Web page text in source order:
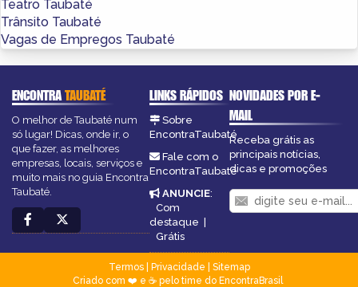
Teatro Taubaté
Trânsito Taubaté
Vagas de Empregos Taubaté
ENCONTRATAUBATÉ
O melhor de Taubaté num
só lugar! Dicas, onde ir, o
que fazer, as melhores
empresas, locais, serviços e
muito mais no guia Encontra
Taubaté.
LINKS RÁPIDOS
Sobre
EncontraTaubaté
Fale com o
EncontraTaubaté
ANUNCIE:
Com
destaque
Grátis
NOVIDADES POR E-
MAIL
Receba grátis as
principais notícias,
dicas e promoções
Termos| Privacidade
Sitemap
Criado com ❤️ e ☕ pelo time do EncontraBrasil